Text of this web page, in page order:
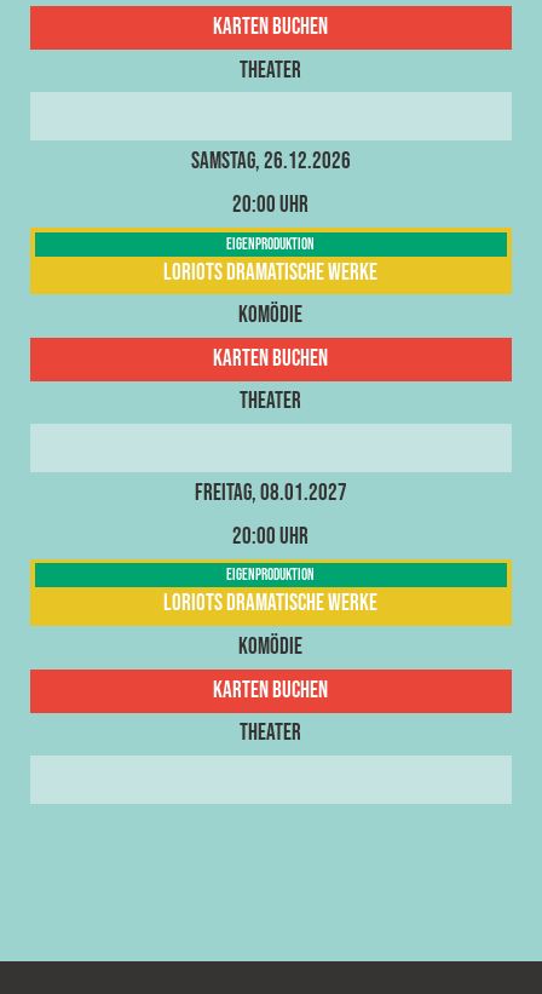
Karten buchen
Theater
Samstag, 26.12.2026
20:00 Uhr
Eigenproduktion
Loriots dramatische Werke
Komödie
Karten buchen
Theater
Freitag, 08.01.2027
20:00 Uhr
Eigenproduktion
Loriots dramatische Werke
Komödie
Karten buchen
Theater